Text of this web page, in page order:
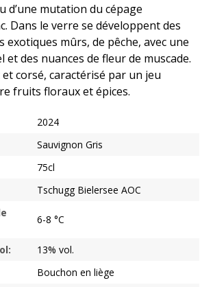
d’une mutation du cépage
Dans le verre se développent des
exotiques mûrs, de pêche, avec une
et des nuances de fleur de muscade.
corsé, caractérisé par un jeu
fruits floraux et épices.
2024
Sauvignon Gris
75cl
Tschugg Bielersee AOC
6-8 °C
13% vol.
Bouchon en liège